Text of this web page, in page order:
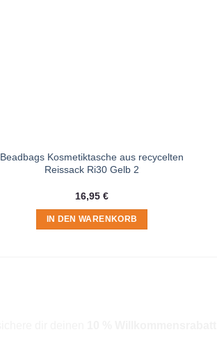
Beadbags Kosmetiktasche aus recycelten
Reissack Ri30 Gelb 2
16,95 €
IN DEN WARENKORB